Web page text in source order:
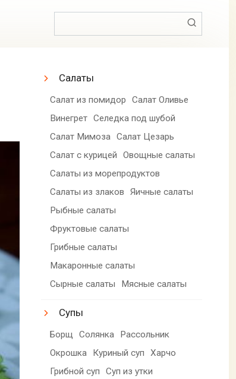
Салаты
Салат из помидор
Салат Оливье
Винегрет Селедка под шубой
Салат Мимоза Салат Цезарь
Салат с курицей
Овощные салаты
Салаты из морепродуктов
Салаты из злаков
Яичные салаты
Рыбные салаты
Фруктовые салаты
Грибные салаты
Макаронные салаты
Сырные салаты
Мясные салаты
Супы
Борщ Солянка
Рассольник
Окрошка
Куриный суп
Харчо
Грибной суп
Суп из утки